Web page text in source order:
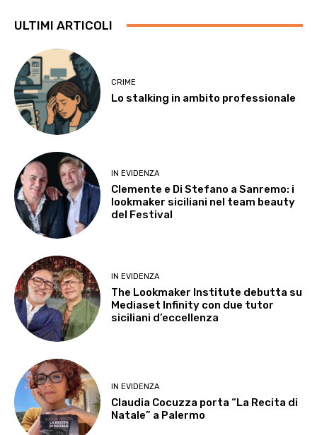
ULTIMI ARTICOLI
CRIME
Lo stalking in ambito professionale
IN EVIDENZA
Clemente e Di Stefano a Sanremo: i
lookmaker siciliani nel team beauty
del Festival
IN EVIDENZA
The Lookmaker Institute debutta su
Mediaset Infinity con due tutor
siciliani d’eccellenza
IN EVIDENZA
Claudia Cocuzza porta “La Recita di
Natale” a Palermo